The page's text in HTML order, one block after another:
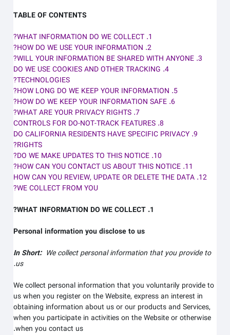
TABLE OF CONTENTS
4. DO WE USE COOKIES AND OTHER TRACKING
TECHNOLOGIES?
9. DO CALIFORNIA RESIDENTS HAVE SPECIFIC PRIVACY
RIGHTS?
12. HOW CAN YOU REVIEW, UPDATE OR DELETE THE DATA
WE COLLECT FROM YOU?
Personal information you disclose to us
In Short:We collect personal information that you provide to
us.
We collect personal information that you voluntarily provide to
us when you register on theWebsite,express an interest in
obtaining information about us or our products and Services,
when you participate in activities on theWebsiteor otherwise
when you contact us.